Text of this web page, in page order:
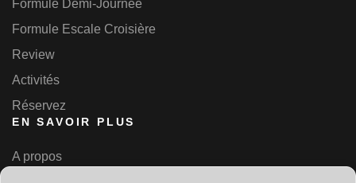
Formule Demi-Journée
Formule Escale Croisière
Review
Activités
Réservez
EN SAVOIR PLUS
A propos